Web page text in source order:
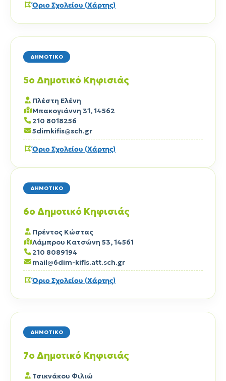
Όριο Σχολείου (Χάρτης)
ΔΗΜΟΤΙΚΟ
5ο Δημοτικό Κηφισιάς
Πλέστη Ελένη
Μπακογιάννη 31, 14562
210 8018256
5dimkifis@sch.gr
Όριο Σχολείου (Χάρτης)
ΔΗΜΟΤΙΚΟ
6ο Δημοτικό Κηφισιάς
Πρέντος Κώστας
Λάμπρου Κατσώνη 53, 14561
210 8089194
mail@6dim-kifis.att.sch.gr
Όριο Σχολείου (Χάρτης)
ΔΗΜΟΤΙΚΟ
7ο Δημοτικό Κηφισιάς
Τσικνάκου Φιλιώ